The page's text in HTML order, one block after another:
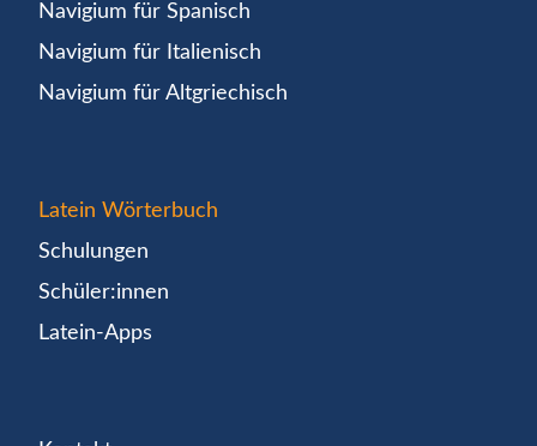
Navigium für Spanisch
Navigium für Italienisch
Navigium für Altgriechisch
Latein Wörterbuch
Schulungen
Schüler:innen
Latein-Apps